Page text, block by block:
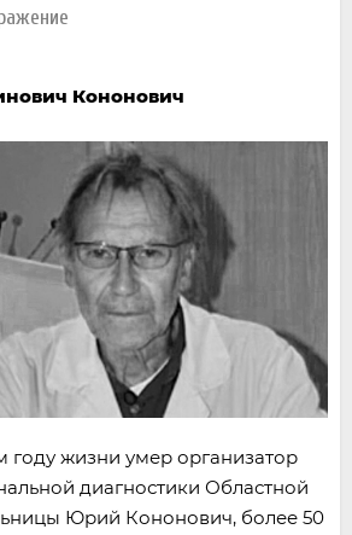
Кононович
году жизни умер организатор
диагностики Областной
Юрий Кононович, более 50